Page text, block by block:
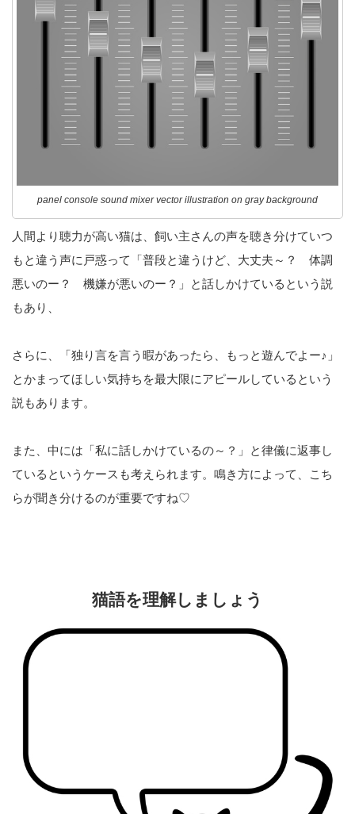
panel console sound mixer vector illustration on gray background
人間より聴力が高い猫は、飼い主さんの声を聴き分けていつ
もと違う声に戸惑って「普段と違うけど、大丈夫～？ 体調
悪いのー？ 機嫌が悪いのー？」と話しかけているという説
もあり、
さらに、「独り言を言う暇があったら、もっと遊んでよー♪」
とかまってほしい気持ちを最大限にアピールしているという
説もあります。
また、中には「私に話しかけているの～？」と律儀に返事し
ているというケースも考えられます。鳴き方によって、こち
らが聞き分けるのが重要ですね♡
猫語を理解しましょう